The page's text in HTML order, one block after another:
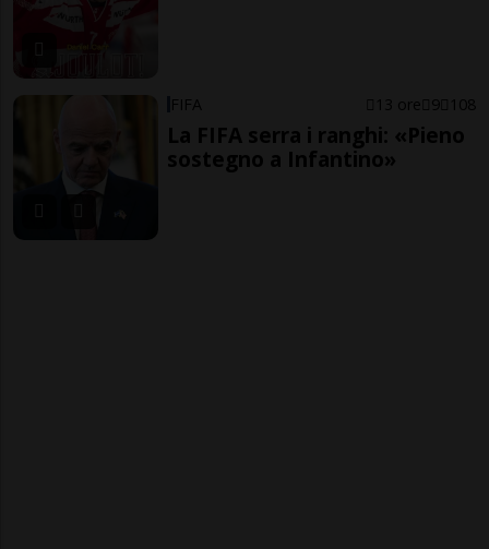
FIFA 13 ore 9 108
La FIFA serra i ranghi: «Pieno
sostegno a Infantino»